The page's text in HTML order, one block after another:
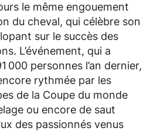
le même engouement
du cheval, qui célèbre son
sur le succès des
L’événement, qui a
000 personnes l’an dernier,
rythmée par les
de la Coupe du monde
ou encore de saut
des passionnés venus